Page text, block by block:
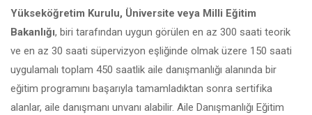
Yükseköğretim Kurulu, Üniversite veya Milli Eğitim
Bakanlığı, biri tarafından uygun görülen en az 300 saati teorik
ve en az 30 saati süpervizyon eşliğinde olmak üzere 150 saati
uygulamalı toplam 450 saatlik aile danışmanlığı alanında bir
eğitim programını başarıyla tamamladıktan sonra sertifika
alanlar, aile danışmanı unvanı alabilir. Aile Danışmanlığı Eğitim